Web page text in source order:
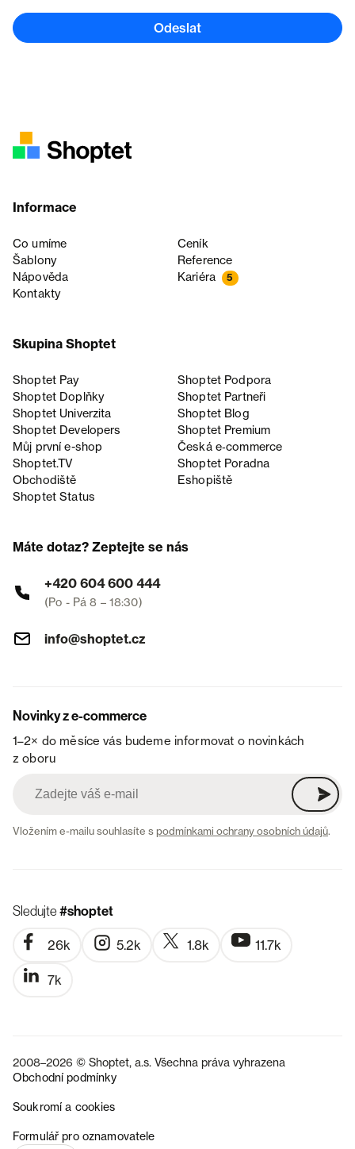
Odeslat
Informace
Co umíme
Ceník
Šablony
Reference
Nápověda
Kariéra 5
Kontakty
Skupina Shoptet
Shoptet Pay
Shoptet Podpora
Shoptet Doplňky
Shoptet Partneři
Shoptet Univerzita
Shoptet Blog
Shoptet Developers
Shoptet Premium
Můj první e-shop
Česká e‑commerce
Shoptet.TV
Shoptet Poradna
Obchodiště
Eshopiště
Shoptet Status
Máte dotaz? Zeptejte se nás
+420 604 600 444
(Po - Pá 8 – 18:30)
info@shoptet.cz
Novinky z e-commerce
1–2× do měsíce vás budeme informovat o novinkách
z oboru
Vložením e-mailu souhlasíte spodmínkami ochrany osobních údajů.
Sledujte#shoptet
26k 5.2k 1.8k 11.7k
7k
2008–2026 © Shoptet, a.s. Všechna práva vyhrazena
Obchodní podmínky
Soukromí a cookies
Formulář pro oznamovatele